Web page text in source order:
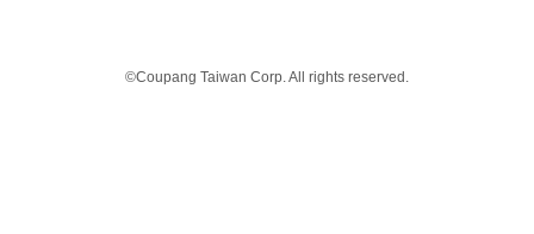
©Coupang Taiwan Corp. All rights reserved.